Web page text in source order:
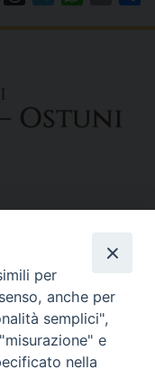
per
anche per
semplici",
e
nella